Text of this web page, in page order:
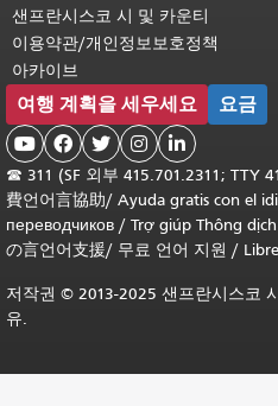
샌프란시스코 시 및 카운티
이용약관/개인정보보호정책
아카이브
여행 계획을 세우세요 요금
    
☎ 311 (SF 외부 415.701.2311; TTY
費언어言協助/ Ayuda gratis con el
переводчиков / Trợ giúp Thông
の言언어支援/ 무료 언어 지원 /
저작권 © 2013-2025 샌프란시스코
유.